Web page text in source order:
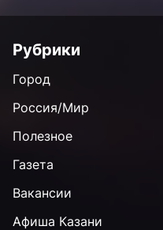
Рубрики
Город
Россия/Мир
Полезное
Газета
Вакансии
Афиша Казани